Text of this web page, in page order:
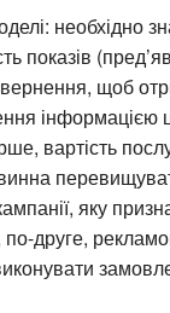
необхідно
показів
щоб
інформацією
вартість
яку
по-друге,